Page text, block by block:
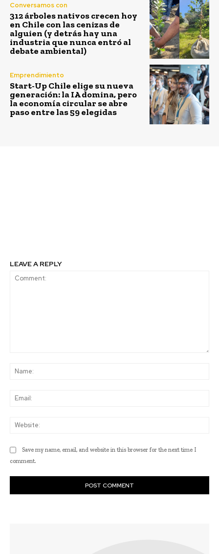
Conversamos con
312 árboles nativos crecen hoy
en Chile con las cenizas de
alguien (y detrás hay una
industria que nunca entró al
debate ambiental)
Emprendimiento
Start-Up Chile elige su nueva
generación: la IA domina, pero
la economía circular se abre
paso entre las 59 elegidas
LEAVE A REPLY
Save my name, email, and website in this browser for the next time I
comment.